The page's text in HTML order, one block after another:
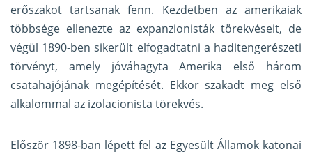
erőszakot tartsanak fenn. Kezdetben az amerikaiak
többsége ellenezte az expanzionisták törekvéseit, de
végül 1890-ben sikerült elfogadtatni a haditengerészeti
törvényt, amely jóváhagyta Amerika első három
csatahajójának megépítését. Ekkor szakadt meg első
alkalommal az izolacionista törekvés.
Először 1898-ban lépett fel az Egyesült Államok katonai